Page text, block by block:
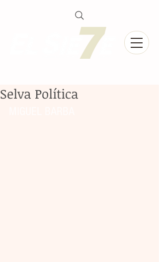
Selva Política